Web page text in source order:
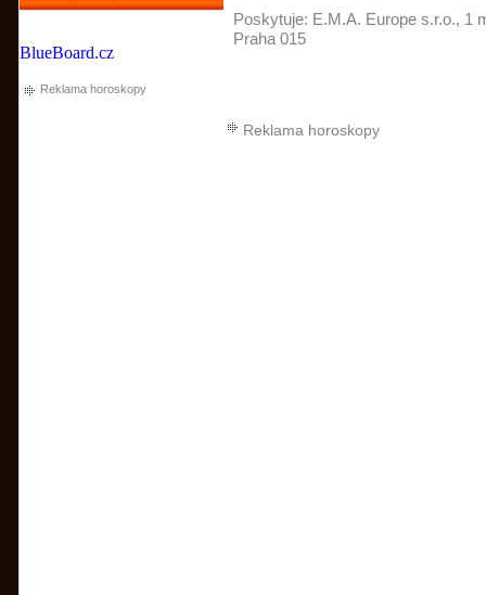
BlueBoard.cz
Reklama horoskopy
Poskytuje: E.M.A. Europe s.r.o., 1
Praha 015
Reklama horoskopy